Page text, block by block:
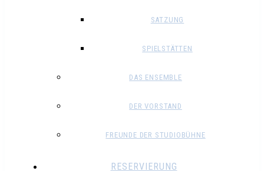
SATZUNG
SPIELSTÄTTEN
DAS ENSEMBLE
DER VORSTAND
FREUNDE DER STUDIOBÜHNE
RESERVIERUNG